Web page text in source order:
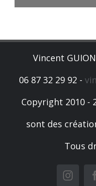
Vincent
06 87 32 29 92 -
Copyright 2010 -
sont des
Tous